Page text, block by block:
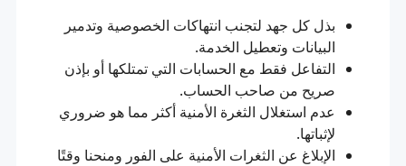
بذل كل جهد لتجنب انتهاكات الخصوصية وتدمير
البيانات وتعطيل الخدمة.
التفاعل فقط مع الحسابات التي تمتلكها أو بإذن
صريح من صاحب الحساب.
عدم استغلال الثغرة الأمنية أكثر مما هو ضروري
لإثباتها.
الإبلاغ عن الثغرات الأمنية على الفور ومنحنا وقتًا